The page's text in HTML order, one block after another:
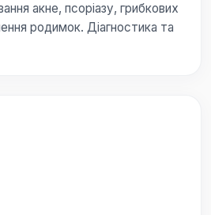
акне, псоріазу, грибкових
родимок. Діагностика та